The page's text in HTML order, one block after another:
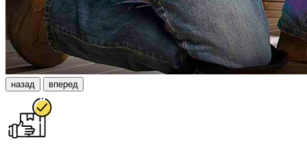
назад вперед